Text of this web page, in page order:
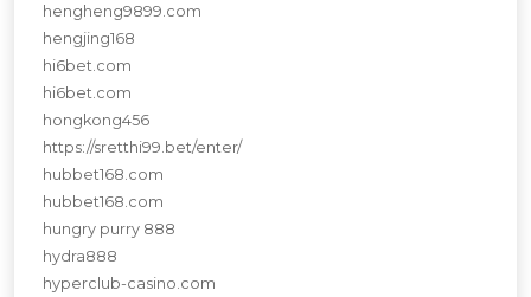
hengheng9899.com
hengjing168
hi6bet.com
hi6bet.com
hongkong456
https://sretthi99.bet/enter/
hubbet168.com
hubbet168.com
hungry purry 888
hydra888
hyperclub-casino.com